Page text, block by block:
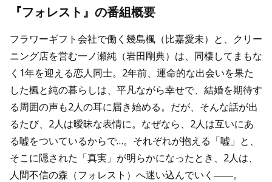
『フォレスト』の番組概要
フラワーギフト会社で働く幾島楓（比嘉愛未）と、クリー
ニング店を営む一ノ瀬純（岩田剛典）は、同棲してまもな
く1年を迎える恋人同士。2年前、運命的な出会いを果た
した楓と純の暮らしは、平凡ながら幸せで、結婚を期待す
る周囲の声も2人の耳に届き始める。だが、そんな話が出
るたび、2人は曖昧な表情に。なぜなら、2人は互いにあ
る嘘をついているからで…。それぞれが抱える「嘘」と、
そこに隠された「真実」が明らかになったとき、2人は、
人間不信の森（フォレスト）へ迷い込んでいく――。